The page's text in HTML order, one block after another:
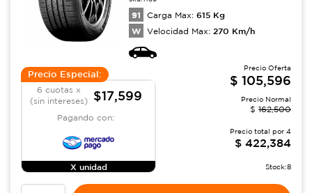
91 Carga Max: 615 Kg
W Velocidad Max: 270 Km/h
Precio Especial:
6 cuotas x
(sin intereses)
$17,599
Pagando con:
X unidad
Precio Oferta
$ 105,596
Precio Normal
$ 162,500
Precio total por 4
$ 422,384
Stock:8